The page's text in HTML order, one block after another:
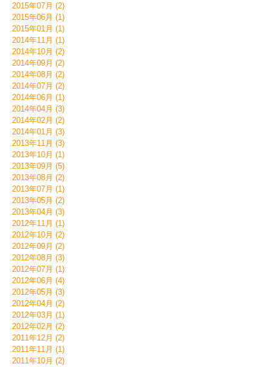
2015年07月 (2)
2015年06月 (1)
2015年01月 (1)
2014年11月 (1)
2014年10月 (2)
2014年09月 (2)
2014年08月 (2)
2014年07月 (2)
2014年06月 (1)
2014年04月 (3)
2014年02月 (2)
2014年01月 (3)
2013年11月 (3)
2013年10月 (1)
2013年09月 (5)
2013年08月 (2)
2013年07月 (1)
2013年05月 (2)
2013年04月 (3)
2012年11月 (1)
2012年10月 (2)
2012年09月 (2)
2012年08月 (3)
2012年07月 (1)
2012年06月 (4)
2012年05月 (3)
2012年04月 (2)
2012年03月 (1)
2012年02月 (2)
2011年12月 (2)
2011年11月 (1)
2011年10月 (2)